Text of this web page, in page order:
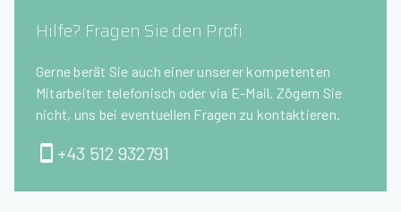
Hilfe? Fragen Sie den Profi
Gerne berät Sie auch einer unserer kompetenten
Mitarbeiter telefonisch oder via E-Mail. Zögern Sie
nicht, uns bei eventuellen Fragen zu kontaktieren.
+43 512 932791